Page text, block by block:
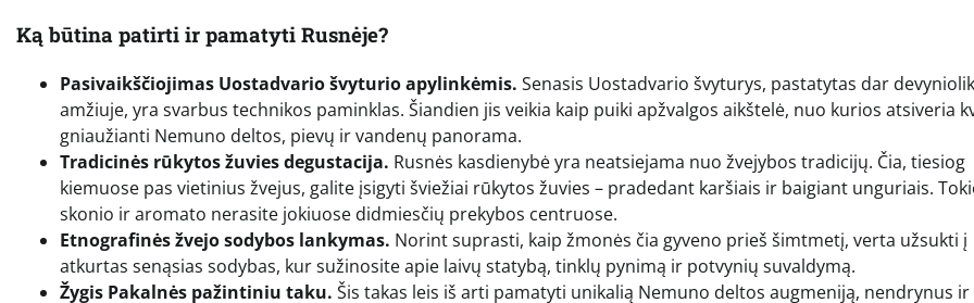
Ką būtina patirti ir pamatyti Rusnėje?
Pasivaikščiojimas Uostadvario švyturio apylinkėmis. Senasis Uostadvario švyturys, pastatytas dar
amžiuje, yra svarbus technikos paminklas. Šiandien jis veikia kaip puiki apžvalgos aikštelė, nuo kurios atsiveria
gniaužianti Nemuno deltos, pievų ir vandenų panorama.
Tradicinės rūkytos žuvies degustacija. Rusnės kasdienybė yra neatsiejama nuo žvejybos tradicijų. Čia, tiesiog
kiemuose pas vietinius žvejus, galite įsigyti šviežiai rūkytos žuvies – pradedant karšiais ir baigiant unguriais.
skonio ir aromato nerasite jokiuose didmiesčių prekybos centruose.
Etnografinės žvejo sodybos lankymas. Norint suprasti, kaip žmonės čia gyveno prieš šimtmetį, verta užsukti į
atkurtas senąsias sodybas, kur sužinosite apie laivų statybą, tinklų pynimą ir potvynių suvaldymą.
Žygis Pakalnės pažintiniu taku. Šis takas leis iš arti pamatyti unikalią Nemuno deltos augmeniją, nendrynus ir